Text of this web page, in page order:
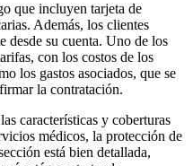
que incluyen tarjeta de
Además, los clientes
desde su cuenta. Uno de los
con los costos de los
los gastos asociados, que se
la contratación.
características y coberturas
médicos, la protección de
está bien detallada,